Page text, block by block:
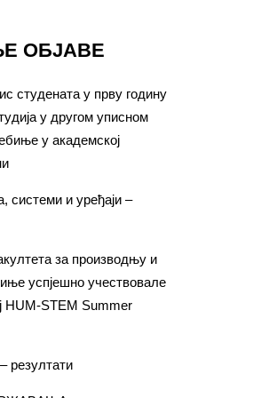
ОБЈАВЕ
студената у прву годину
у другом уписном
у академској
системи и уређаји –
за производњу и
успјешно учествовале
HUM-STEM Summer
резултати